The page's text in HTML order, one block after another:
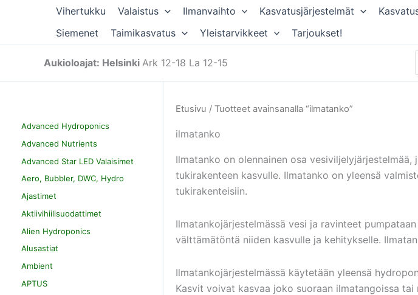
Vihertukku Valaistus Ilmanvaihto Kasvatusjärjestelmät
Siemenet
Taimikasvatus Yleistarvikkeet Tarjoukset!
Aukioloajat: Helsinki Ark 12-18 La 12-15
Advanced Hydroponics
Advanced Nutrients
Advanced Star LED Valaisimet
Aero, Bubbler, DWC, Hydro
Ajastimet
Aktiivihiilisuodattimet
Alien Hydroponics
Alusastiat
Ambient
APTUS
Etusivu / Tuotteet avainsanalla “ilmatanko”
ilmatanko
Ilmatanko on olennainen osa
tukirakenteen kasvulle. Ilmatanko on yleensä
tukirakenteisiin.
Ilmatankojärjestelmässä vesi ja ravinteet
välttämätöntä niiden kasvulle ja kehitykselle.
Ilmatankojärjestelmässä käytetään yleensä
Kasvit voivat kasvaa joko suoraan ilmatangoissa